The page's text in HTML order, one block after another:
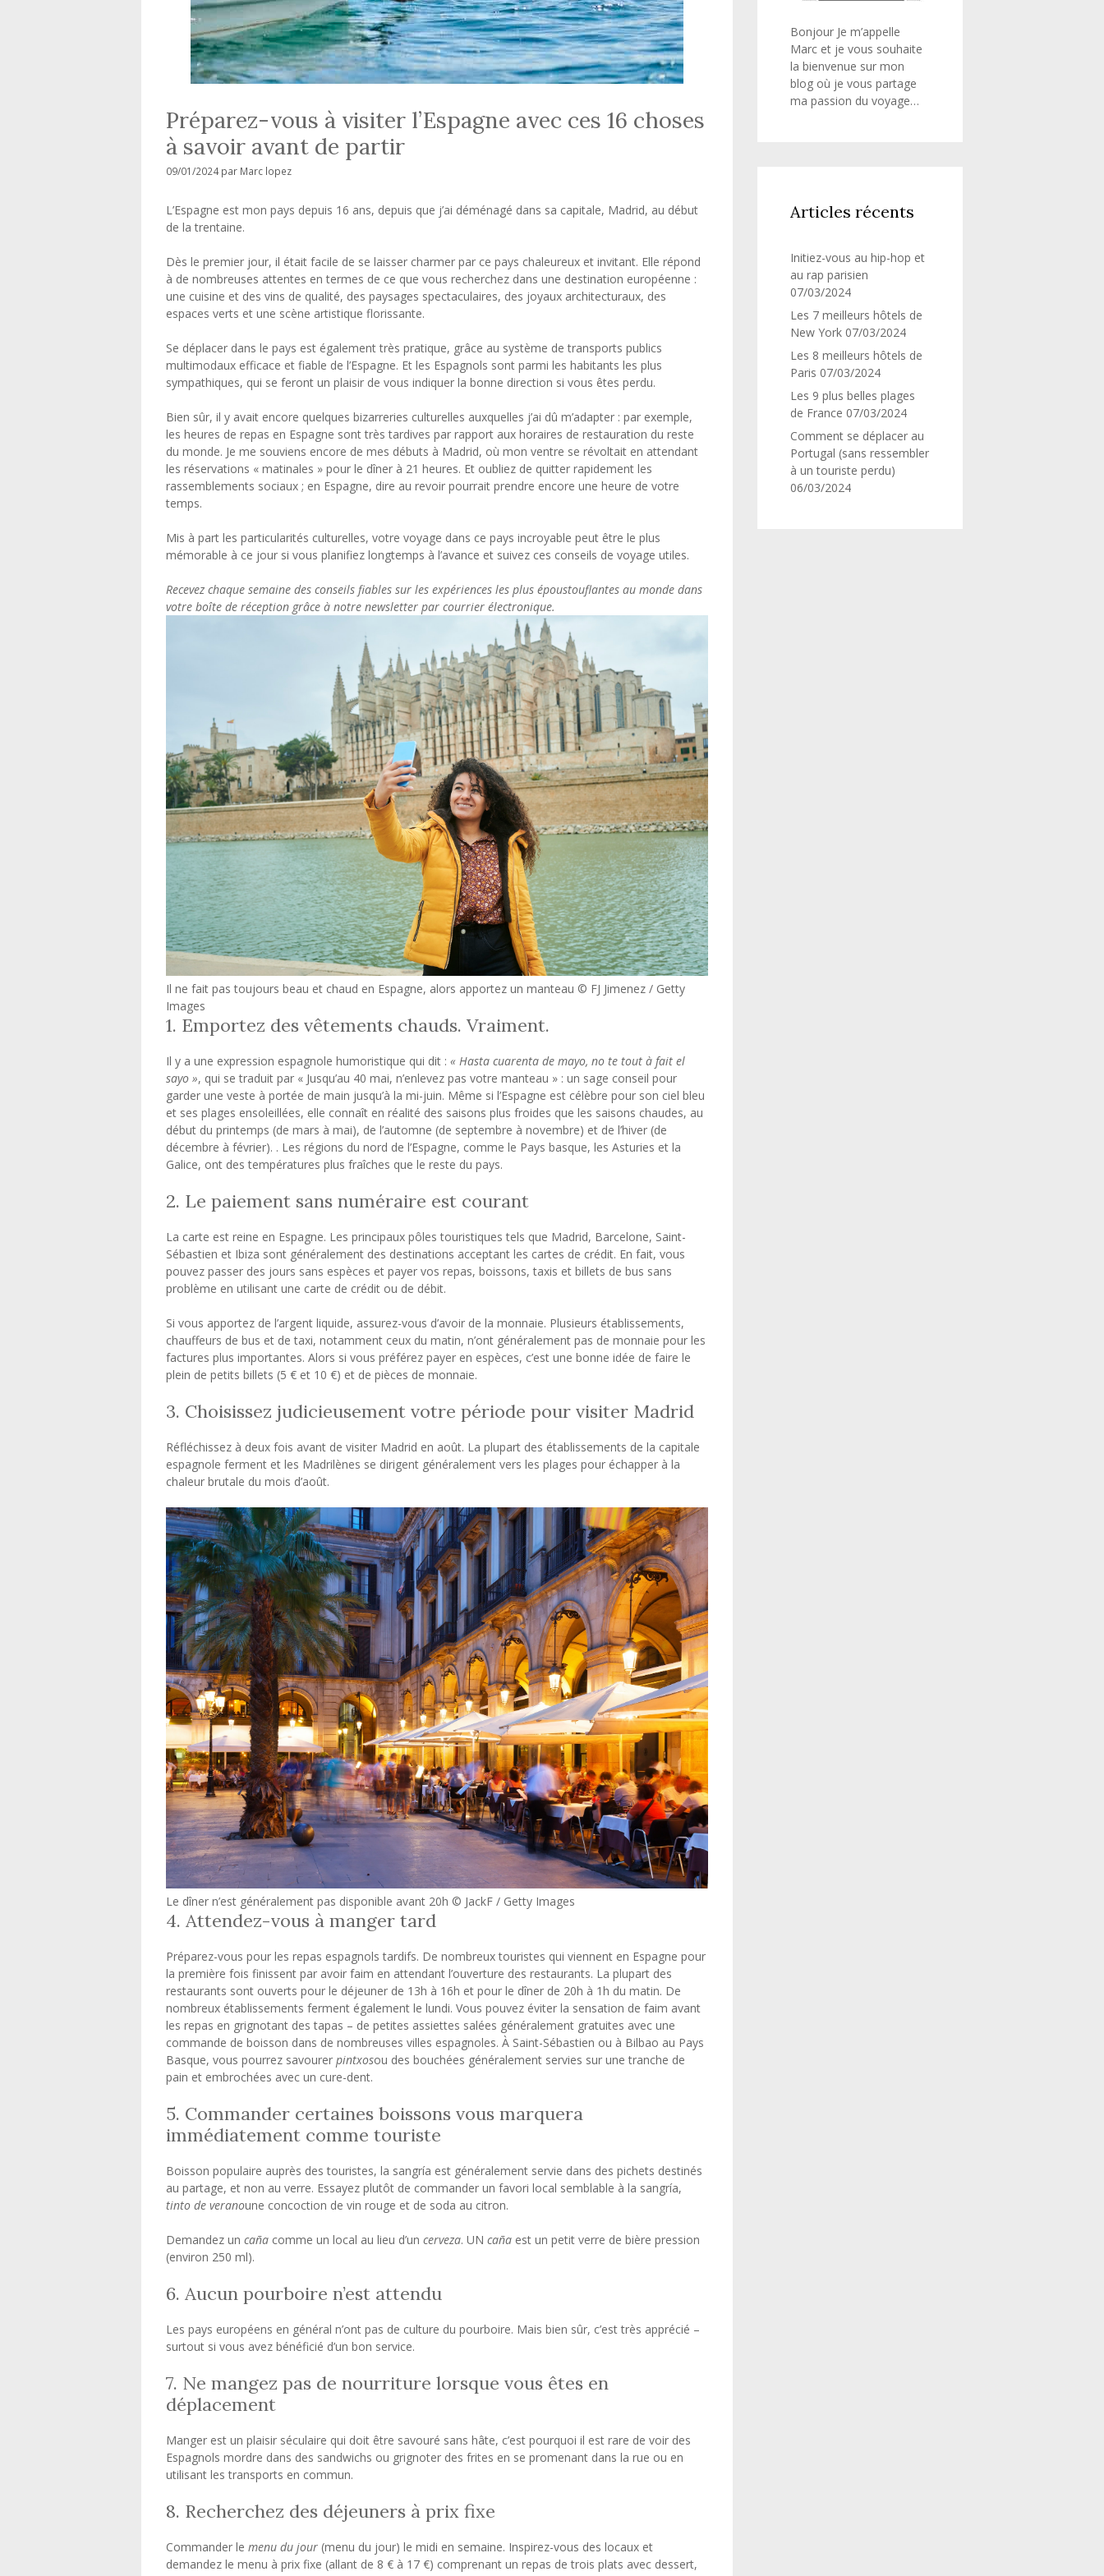
Préparez-vous à visiter l’Espagne avec ces 16 choses
à savoir avant de partir
09/01/2024 par Marc lopez
L’Espagne est mon pays depuis 16 ans, depuis que j’ai déménagé dans sa capitale, Madrid, au début
de la trentaine.
Dès le premier jour, il était facile de se laisser charmer par ce pays chaleureux et invitant. Elle répond
à de nombreuses attentes en termes de ce que vous recherchez dans une destination européenne :
une cuisine et des vins de qualité, des paysages spectaculaires, des joyaux architecturaux, des
espaces verts et une scène artistique florissante.
Se déplacer dans le pays est également très pratique, grâce au système de transports publics
multimodaux efficace et fiable de l’Espagne. Et les Espagnols sont parmi les habitants les plus
sympathiques, qui se feront un plaisir de vous indiquer la bonne direction si vous êtes perdu.
Bien sûr, il y avait encore quelques bizarreries culturelles auxquelles j’ai dû m’adapter : par exemple,
les heures de repas en Espagne sont très tardives par rapport aux horaires de restauration du reste
du monde. Je me souviens encore de mes débuts à Madrid, où mon ventre se révoltait en attendant
les réservations « matinales » pour le dîner à 21 heures. Et oubliez de quitter rapidement les
rassemblements sociaux ; en Espagne, dire au revoir pourrait prendre encore une heure de votre
temps.
Mis à part les particularités culturelles, votre voyage dans ce pays incroyable peut être le plus
mémorable à ce jour si vous planifiez longtemps à l’avance et suivez ces conseils de voyage utiles.
Recevez chaque semaine des conseils fiables sur les expériences les plus époustouflantes au monde dans
votre boîte de réception grâce à notre newsletter par courrier électronique.
Il ne fait pas toujours beau et chaud en Espagne, alors apportez un manteau © FJ Jimenez / Getty
Images
1. Emportez des vêtements chauds. Vraiment.
Il y a une expression espagnole humoristique qui dit : « Hasta cuarenta de mayo, no te tout à fait el
sayo », qui se traduit par « Jusqu’au 40 mai, n’enlevez pas votre manteau » : un sage conseil pour
garder une veste à portée de main jusqu’à la mi-juin. Même si l’Espagne est célèbre pour son ciel bleu
et ses plages ensoleillées, elle connaît en réalité des saisons plus froides que les saisons chaudes, au
début du printemps (de mars à mai), de l’automne (de septembre à novembre) et de l’hiver (de
décembre à février). . Les régions du nord de l’Espagne, comme le Pays basque, les Asturies et la
Galice, ont des températures plus fraîches que le reste du pays.
2. Le paiement sans numéraire est courant
La carte est reine en Espagne. Les principaux pôles touristiques tels que Madrid, Barcelone, Saint-
Sébastien et Ibiza sont généralement des destinations acceptant les cartes de crédit. En fait, vous
pouvez passer des jours sans espèces et payer vos repas, boissons, taxis et billets de bus sans
problème en utilisant une carte de crédit ou de débit.
Si vous apportez de l’argent liquide, assurez-vous d’avoir de la monnaie. Plusieurs établissements,
chauffeurs de bus et de taxi, notamment ceux du matin, n’ont généralement pas de monnaie pour les
factures plus importantes. Alors si vous préférez payer en espèces, c’est une bonne idée de faire le
plein de petits billets (5 € et 10 €) et de pièces de monnaie.
3. Choisissez judicieusement votre période pour visiter Madrid
Réfléchissez à deux fois avant de visiter Madrid en août. La plupart des établissements de la capitale
espagnole ferment et les Madrilènes se dirigent généralement vers les plages pour échapper à la
chaleur brutale du mois d’août.
Le dîner n’est généralement pas disponible avant 20h © JackF / Getty Images
4. Attendez-vous à manger tard
Préparez-vous pour les repas espagnols tardifs. De nombreux touristes qui viennent en Espagne pour
la première fois finissent par avoir faim en attendant l’ouverture des restaurants. La plupart des
restaurants sont ouverts pour le déjeuner de 13h à 16h et pour le dîner de 20h à 1h du matin. De
nombreux établissements ferment également le lundi. Vous pouvez éviter la sensation de faim avant
les repas en grignotant des tapas – de petites assiettes salées généralement gratuites avec une
commande de boisson dans de nombreuses villes espagnoles. À Saint-Sébastien ou à Bilbao au Pays
Basque, vous pourrez savourer pintxosou des bouchées généralement servies sur une tranche de
pain et embrochées avec un cure-dent.
5. Commander certaines boissons vous marquera
immédiatement comme touriste
Boisson populaire auprès des touristes, la sangría est généralement servie dans des pichets destinés
au partage, et non au verre. Essayez plutôt de commander un favori local semblable à la sangría,
tinto de veranoune concoction de vin rouge et de soda au citron.
Demandez un caña comme un local au lieu d’un cerveza. UN caña est un petit verre de bière pression
(environ 250 ml).
6. Aucun pourboire n’est attendu
Les pays européens en général n’ont pas de culture du pourboire. Mais bien sûr, c’est très apprécié –
surtout si vous avez bénéficié d’un bon service.
7. Ne mangez pas de nourriture lorsque vous êtes en
déplacement
Manger est un plaisir séculaire qui doit être savouré sans hâte, c’est pourquoi il est rare de voir des
Espagnols mordre dans des sandwichs ou grignoter des frites en se promenant dans la rue ou en
utilisant les transports en commun.
8. Recherchez des déjeuners à prix fixe
Commander le menu du jour (menu du jour) le midi en semaine. Inspirez-vous des locaux et
demandez le menu à prix fixe (allant de 8 € à 17 €) comprenant un repas de trois plats avec dessert,
Bonjour Je m’appelle
Marc et je vous souhaite
la bienvenue sur mon
blog où je vous partage
ma passion du voyage…
Articles récents
Initiez-vous au hip-hop et
au rap parisien
07/03/2024
Les 7 meilleurs hôtels de
New York 07/03/2024
Les 8 meilleurs hôtels de
Paris 07/03/2024
Les 9 plus belles plages
de France 07/03/2024
Comment se déplacer au
Portugal (sans ressembler
à un touriste perdu)
06/03/2024